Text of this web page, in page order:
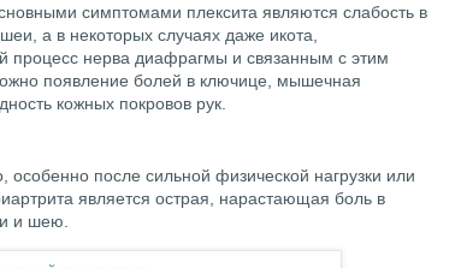
симптомами плексита являются слабость в
а в некоторых случаях даже икота,
процесс нерва диафрагмы и связанным с этим
появление болей в ключице, мышечная
кожных покровов рук.
особенно после сильной физической нагрузки или
является острая, нарастающая боль в
и шею.